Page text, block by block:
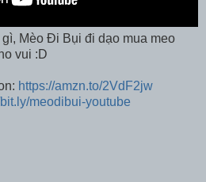
Mèo Đi Bụi đi dạo mua meo
vui :D
https://amzn.to/2VdF2jw
meodibui-youtube